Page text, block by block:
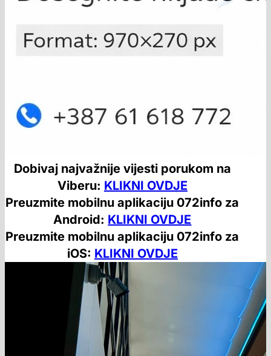
Dobivaj najvažnije vijesti porukom na
Viberu: KLIKNI OVDJE
Preuzmite mobilnu aplikaciju 072info za
Android: KLIKNI OVDJE
Preuzmite mobilnu aplikaciju 072info za
iOS: KLIKNI OVDJE